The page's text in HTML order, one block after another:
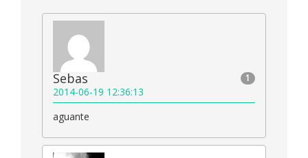
1
Sebas
2014-06-19 12:36:13
aguante